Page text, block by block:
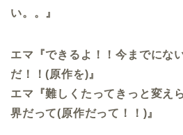
い。。』
エマ『できるよ！！今までにな
だ！！(原作を) 』
エマ『難しくたってきっと変え
界だって(原作だって！！ )』